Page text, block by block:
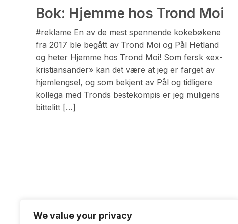
We value your privacy
Bok: Hjemme hos Trond Moi
#reklame En av de mest spennende kokebøkene
fra 2017 ble begått av Trond Moi og Pål Hetland
og heter Hjemme hos Trond Moi! Som fersk «ex-
kristiansander» kan det være at jeg er farget av
hjemlengsel, og som bekjent av Pål og tidligere
kollega med Tronds bestekompis er jeg muligens
bittelitt […]